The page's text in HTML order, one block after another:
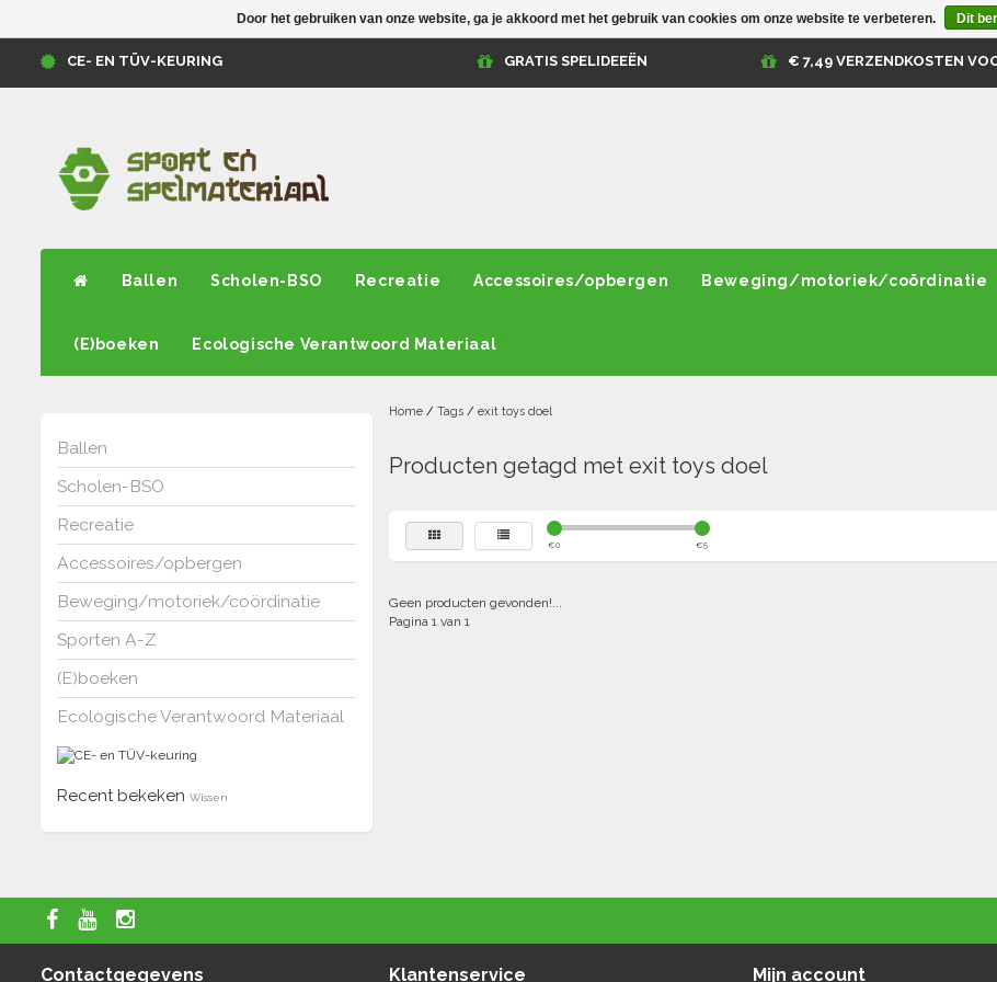
CE- EN TÜV-KEURING GRATIS SPELIDEEËN € 7,49 VERZENDKOSTEN
Ballen Scholen-BSO Recreatie Accessoires/opbergen Beweging/motoriek/coördinatie
(E)boeken Ecologische Verantwoord Materiaal
Ballen
Scholen-BSO
Recreatie
Accessoires/opbergen
Beweging/motoriek/coördinatie
Sporten A-Z
(E)boeken
Ecologische Verantwoord Materiaal
Recent bekeken Wissen
Home/ Tags/ exit toys doel
Producten getagd met exit toys doel
€0 €5
Geen producten gevonden!...
Pagina 1 van 1
Contactgegevens Klantenservice Mijn account
Door het gebruiken van onze website, ga je akkoord met het gebruik van cookies om onze website te verbeteren. Dit